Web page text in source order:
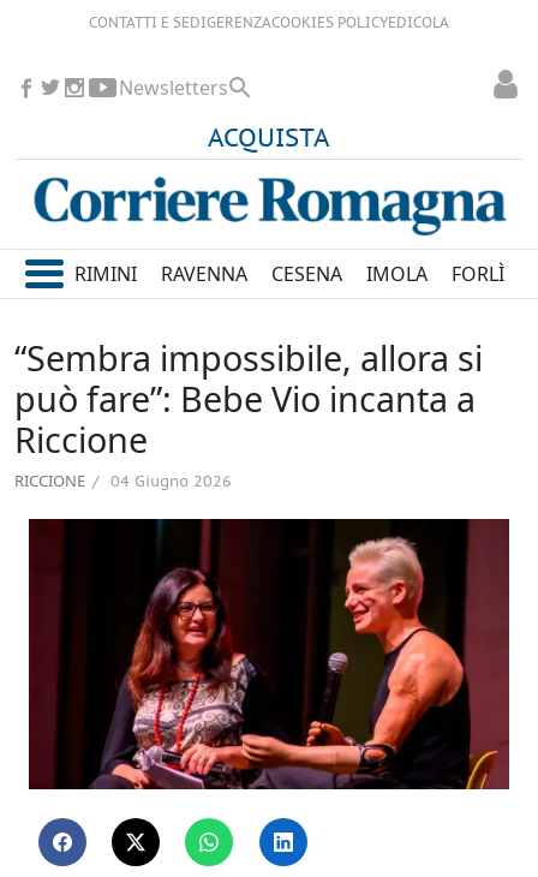
CONTATTI E SEDIGERENZACOOKIES POLICYEDICOLA
ACQUISTA
Newsletters
RIMINI RAVENNA CESENA IMOLA FORLÌ
“Sembra impossibile, allora si
può fare”: Bebe Vio incanta a
Riccione
RICCIONE 04 Giugno 2026